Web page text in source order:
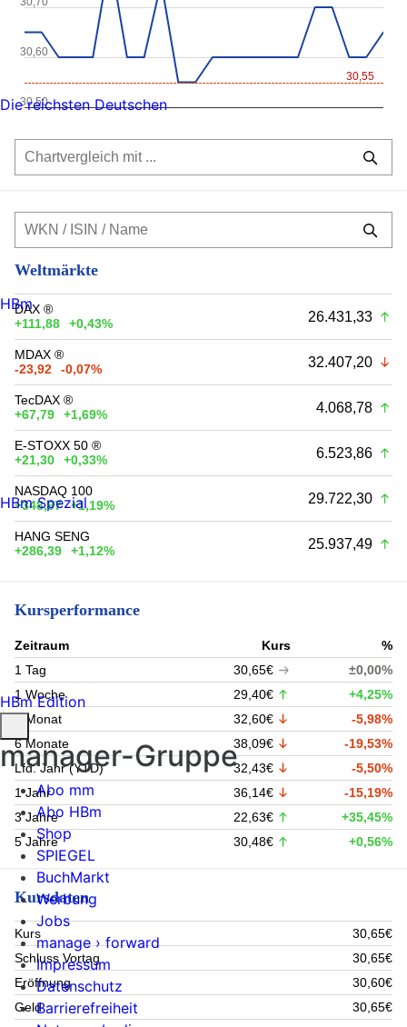
30,55
30,50
30,60
Weltmärkte
DAX ®
+111,88
+0,43% 26.431,33
MDAX ®
-23,92
-0,07% 32.407,20
TecDAX ®
+67,79
+1,69% 4.068,78
E-STOXX 50 ®
+21,30
+0,33% 6.523,86
NASDAQ 100
+348,97
+1,19% 29.722,30
HANG SENG
+286,39
+1,12% 25.937,49
Kursperformance
Zeitraum Kurs
%
1 Tag
30,65€
±0,00%
1 Woche
29,40€
+4,25%
1 Monat
32,60€
-5,98%
6 Monate
38,09€
-19,53%
Lfd. Jahr (YTD)
32,43€
-5,50%
1 Jahr
36,14€
-15,19%
3 Jahre
22,63€
+35,45%
5 Jahre
30,48€ +0,56%
Kursdaten
Kurs
30,65€
Schluss Vortag
30,65€
Eröffnung
30,60€
Geld
30,65€
Die reichsten Deutschen
HBm
HBm Spezial
HBm Edition
manager-Gruppe
Abo mm
Abo HBm
Shop
SPIEGEL
BuchMarkt
Werbung
Jobs
manage › forward
Impressum
Datenschutz
Barrierefreiheit